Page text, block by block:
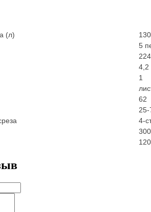
(л)
130
5
224
4,2
1
62
25-
4-
120